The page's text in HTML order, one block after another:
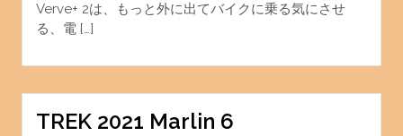
Verve+ 2は、もっと外に出てバイクに乗る気にさせ
る、電 […]
TREK 2021 Marlin 6